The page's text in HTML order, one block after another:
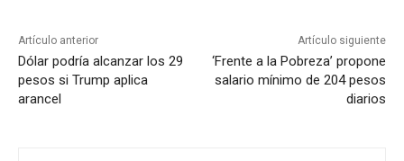
Artículo anterior
Dólar podría alcanzar los 29
pesos si Trump aplica
arancel
Artículo siguiente
‘Frente a la Pobreza’ propone
salario mínimo de 204 pesos
diarios